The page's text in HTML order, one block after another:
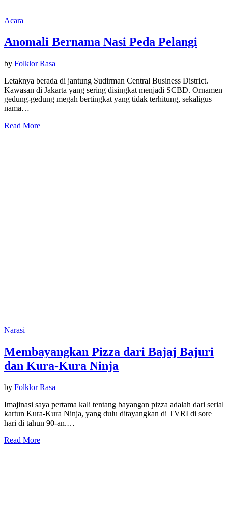
Acara
Anomali Bernama Nasi Peda Pelangi
by Folklor Rasa
Letaknya berada di jantung Sudirman Central Business District.
Kawasan di Jakarta yang sering disingkat menjadi SCBD. Ornamen
gedung-gedung megah bertingkat yang tidak terhitung, sekaligus
nama…
Read More
Narasi
Membayangkan Pizza dari Bajaj Bajuri
dan Kura-Kura Ninja
by Folklor Rasa
Imajinasi saya pertama kali tentang bayangan pizza adalah dari serial
kartun Kura-Kura Ninja, yang dulu ditayangkan di TVRI di sore
hari di tahun 90-an.…
Read More